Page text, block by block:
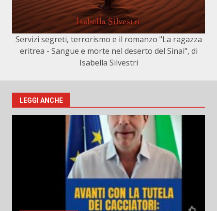
Servizi segreti, terrorismo e il romanzo "La ragazza
eritrea - Sangue e morte nel deserto del Sinai", di
Isabella Silvestri
LEGGI ANCHE